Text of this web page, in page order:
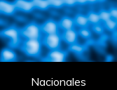
Nacionales